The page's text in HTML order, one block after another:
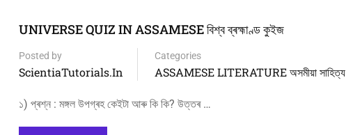
UNIVERSE QUIZ IN ASSAMESE বিশ্ব ব্ৰহ্মাণ্ড কুইজ
Posted by
ScientiaTutorials.in
Categories
ASSAMESE LITERATURE অসমীয়া সাহিত্য
১) প্ৰশ্ন : মঙ্গল উপগ্ৰহ কেইটা আৰু কি কি? উত্তৰ …